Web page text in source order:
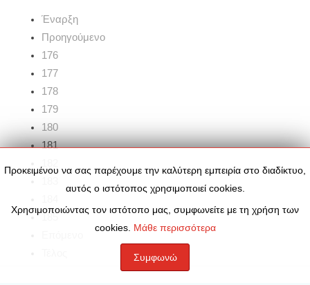
Έναρξη
Προηγούμενο
176
177
178
179
180
181
Προκειμένου να σας παρέχουμε την καλύτερη εμπειρία στο διαδίκτυο,
αυτός ο ιστότοπος χρησιμοποιεί cookies.
Χρησιμοποιώντας τον ιστότοπο μας, συμφωνείτε με τη χρήση των
cookies. Μάθε περισσότερα
Συμφωνώ